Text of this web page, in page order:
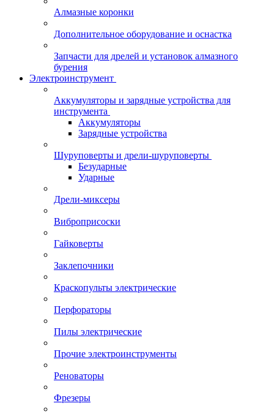
Алмазные коронки
Дополнительное оборудование и оснастка
Запчасти для дрелей и установок алмазного
бурения
Электроинструмент
Аккумуляторы и зарядные устройства для
инструмента
Аккумуляторы
Зарядные устройства
Шуруповерты и дрели-шуруповерты
Безударные
Ударные
Дрели-миксеры
Виброприсоски
Гайковерты
Заклепочники
Краскопульты электрические
Перфораторы
Пилы электрические
Прочие электроинструменты
Реноваторы
Фрезеры